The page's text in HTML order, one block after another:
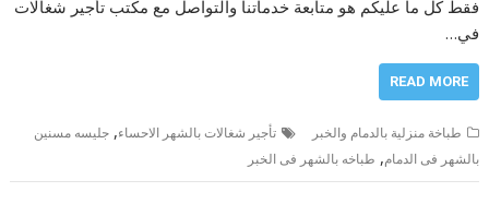
فقط كل ما عليكم هو متابعة خدماتنا والتواصل مع مكتب تأجير شغالات
في…
READ MORE
طباخة منزلية بالدمام والخبر تأجير شغالات بالشهر الاحساء,جليسه مسنين
بالشهر فى الدمام, طباخه بالشهر فى الخبر